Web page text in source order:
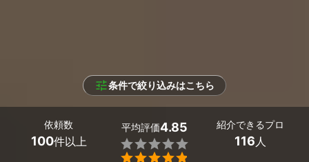
条件で絞り込みはこちら
依頼数
100件以上
平均評価4.85


紹介できるプロ
116人